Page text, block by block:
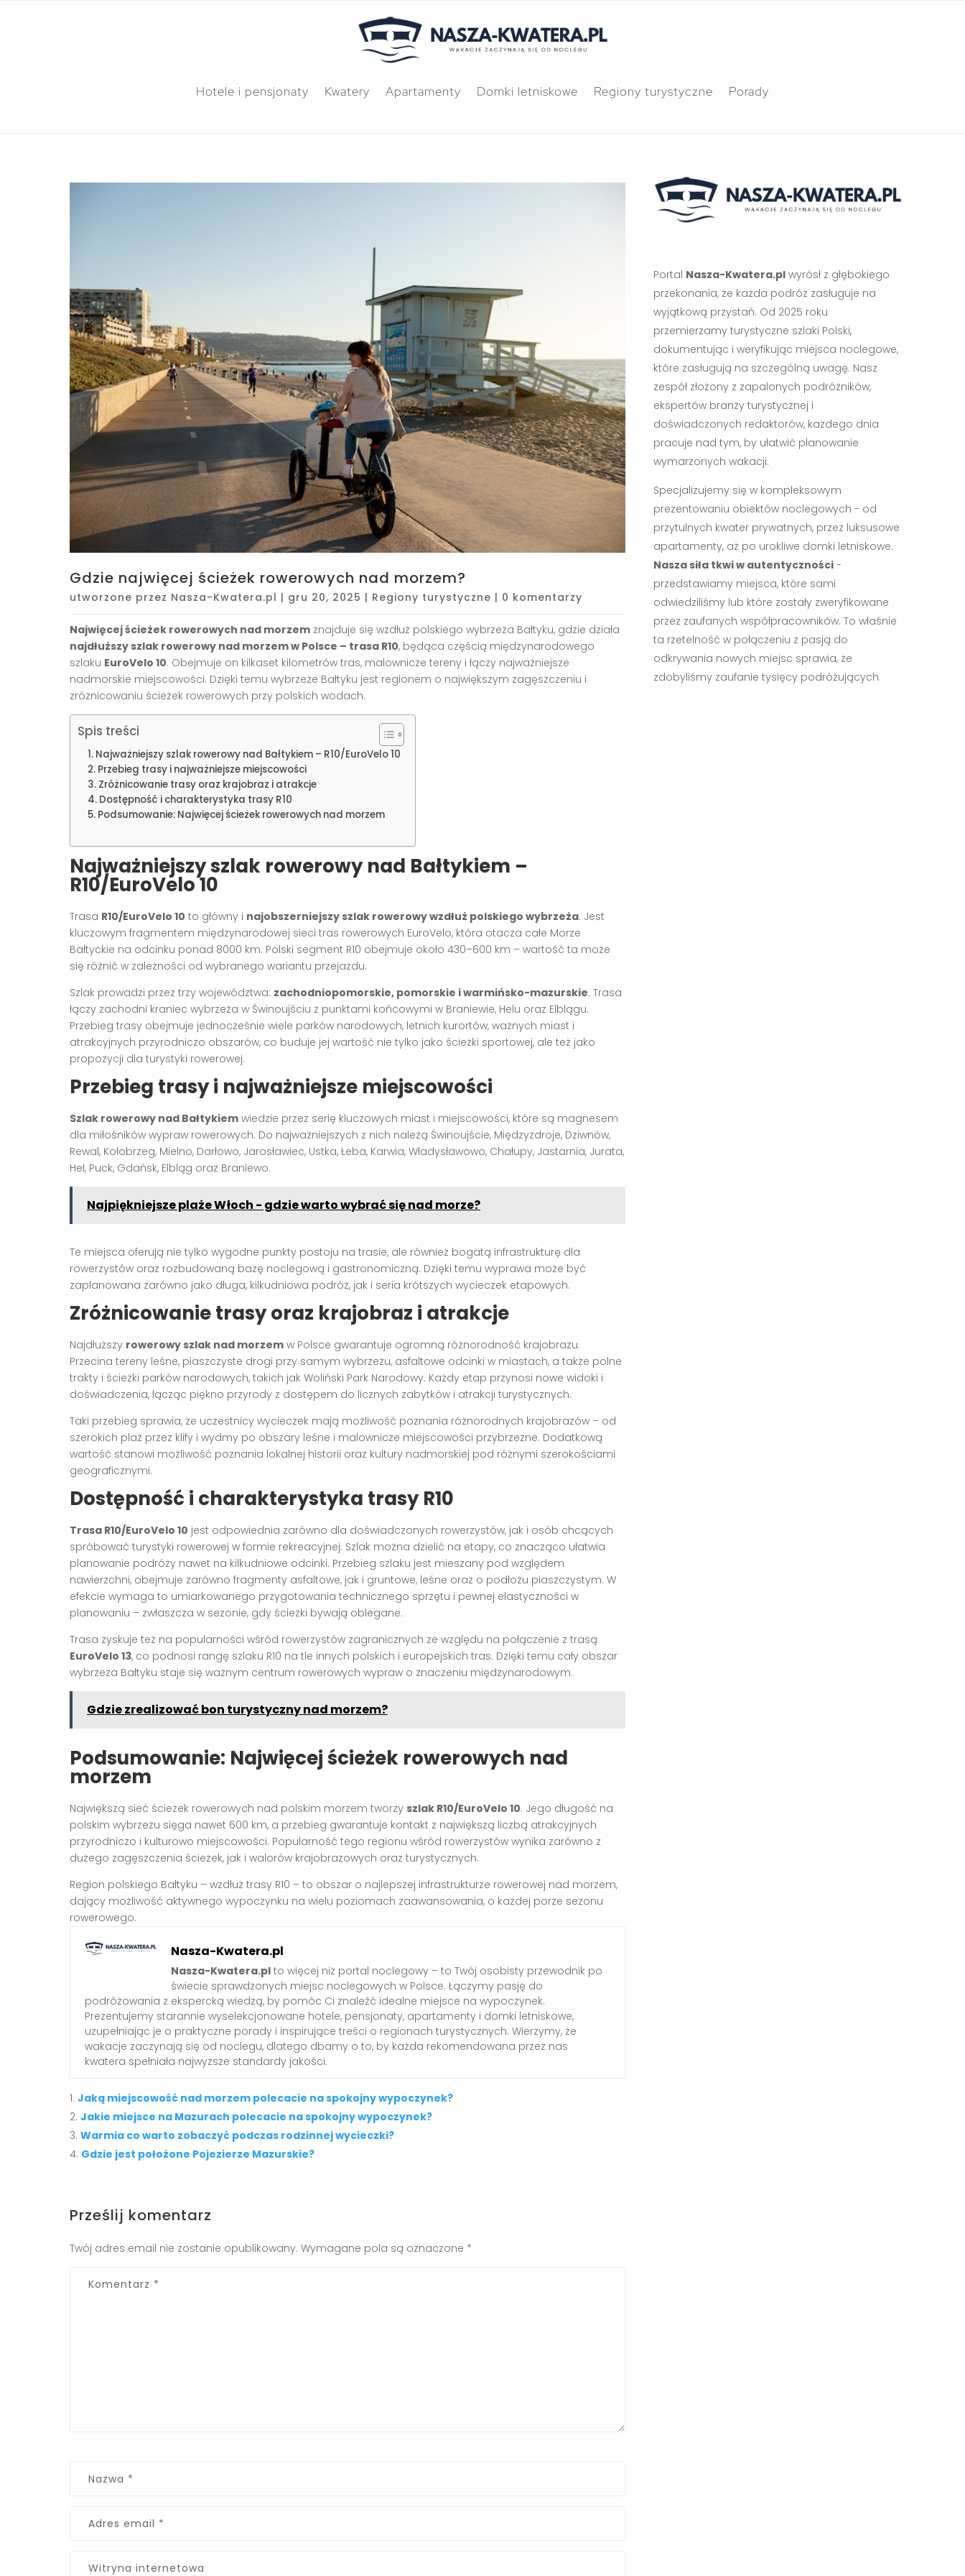
Hotele i pensjonaty Kwatery Apartamenty Domki letniskowe Regiony turystyczne Porady
Gdzie najwięcej ścieżek rowerowych nad morzem?
utworzone przez Nasza-Kwatera.pl | gru 20, 2025 | Regiony turystyczne | 0 komentarzy
Najwięcej ścieżek rowerowych nad morzem znajduje się wzdłuż polskiego wybrzeża Bałtyku, gdzie działa
najdłuższy szlak rowerowy nad morzem w Polsce – trasa R10, będąca częścią międzynarodowego
szlaku EuroVelo 10. Obejmuje on kilkaset kilometrów tras, malownicze tereny i łączy najważniejsze
nadmorskie miejscowości. Dzięki temu wybrzeże Bałtyku jest regionem o największym zagęszczeniu i
zróżnicowaniu ścieżek rowerowych przy polskich wodach.
Spis treści
Najważniejszy szlak rowerowy nad Bałtykiem – R10/EuroVelo 10
Przebieg trasy i najważniejsze miejscowości
Zróżnicowanie trasy oraz krajobraz i atrakcje
Dostępność i charakterystyka trasy R10
Podsumowanie: Najwięcej ścieżek rowerowych nad morzem
Najważniejszy szlak rowerowy nad Bałtykiem –
R10/EuroVelo 10
Trasa R10/EuroVelo 10 to główny i najobszerniejszy szlak rowerowy wzdłuż polskiego wybrzeża. Jest
kluczowym fragmentem międzynarodowej sieci tras rowerowych EuroVelo, która otacza całe Morze
Bałtyckie na odcinku ponad 8000 km. Polski segment R10 obejmuje około 430–600 km – wartość ta może
się różnić w zależności od wybranego wariantu przejazdu.
Szlak prowadzi przez trzy województwa: zachodniopomorskie, pomorskie i warmińsko-mazurskie. Trasa
łączy zachodni kraniec wybrzeża w Świnoujściu z punktami końcowymi w Braniewie, Helu oraz Elblągu.
Przebieg trasy obejmuje jednocześnie wiele parków narodowych, letnich kurortów, ważnych miast i
atrakcyjnych przyrodniczo obszarów, co buduje jej wartość nie tylko jako ścieżki sportowej, ale też jako
propozycji dla turystyki rowerowej.
Przebieg trasy i najważniejsze miejscowości
Szlak rowerowy nad Bałtykiem wiedzie przez serię kluczowych miast i miejscowości, które są magnesem
dla miłośników wypraw rowerowych. Do najważniejszych z nich należą Świnoujście, Międzyzdroje, Dziwnów,
Rewal, Kołobrzeg, Mielno, Darłowo, Jarosławiec, Ustka, Łeba, Karwia, Władysławowo, Chałupy, Jastarnia, Jurata,
Hel, Puck, Gdańsk, Elbląg oraz Braniewo.
Najpiękniejsze plaże Włoch - gdzie warto wybrać się nad morze?
Te miejsca oferują nie tylko wygodne punkty postoju na trasie, ale również bogatą infrastrukturę dla
rowerzystów oraz rozbudowaną bazę noclegową i gastronomiczną. Dzięki temu wyprawa może być
zaplanowana zarówno jako długa, kilkudniowa podróż, jak i seria krótszych wycieczek etapowych.
Zróżnicowanie trasy oraz krajobraz i atrakcje
Najdłuższy rowerowy szlak nad morzem w Polsce gwarantuje ogromną różnorodność krajobrazu.
Przecina tereny leśne, piaszczyste drogi przy samym wybrzeżu, asfaltowe odcinki w miastach, a także polne
trakty i ścieżki parków narodowych, takich jak Woliński Park Narodowy. Każdy etap przynosi nowe widoki i
doświadczenia, łącząc piękno przyrody z dostępem do licznych zabytków i atrakcji turystycznych.
Taki przebieg sprawia, że uczestnicy wycieczek mają możliwość poznania różnorodnych krajobrazów – od
szerokich plaż przez klify i wydmy po obszary leśne i malownicze miejscowości przybrzeżne. Dodatkową
wartość stanowi możliwość poznania lokalnej historii oraz kultury nadmorskiej pod różnymi szerokościami
geograficznymi.
Dostępność i charakterystyka trasy R10
Trasa R10/EuroVelo 10 jest odpowiednia zarówno dla doświadczonych rowerzystów, jak i osób chcących
spróbować turystyki rowerowej w formie rekreacyjnej. Szlak można dzielić na etapy, co znacząco ułatwia
planowanie podróży nawet na kilkudniowe odcinki. Przebieg szlaku jest mieszany pod względem
nawierzchni, obejmuje zarówno fragmenty asfaltowe, jak i gruntowe, leśne oraz o podłożu piaszczystym. W
efekcie wymaga to umiarkowanego przygotowania technicznego sprzętu i pewnej elastyczności w
planowaniu – zwłaszcza w sezonie, gdy ścieżki bywają oblegane.
Trasa zyskuje też na popularności wśród rowerzystów zagranicznych ze względu na połączenie z trasą
EuroVelo 13, co podnosi rangę szlaku R10 na tle innych polskich i europejskich tras. Dzięki temu cały obszar
wybrzeża Bałtyku staje się ważnym centrum rowerowych wypraw o znaczeniu międzynarodowym.
Gdzie zrealizować bon turystyczny nad morzem?
Podsumowanie: Najwięcej ścieżek rowerowych nad
morzem
Największą sieć ścieżek rowerowych nad polskim morzem tworzy szlak R10/EuroVelo 10. Jego długość na
polskim wybrzeżu sięga nawet 600 km, a przebieg gwarantuje kontakt z największą liczbą atrakcyjnych
przyrodniczo i kulturowo miejscowości. Popularność tego regionu wśród rowerzystów wynika zarówno z
dużego zagęszczenia ścieżek, jak i walorów krajobrazowych oraz turystycznych.
Region polskiego Bałtyku – wzdłuż trasy R10 – to obszar o najlepszej infrastrukturze rowerowej nad morzem,
dający możliwość aktywnego wypoczynku na wielu poziomach zaawansowania, o każdej porze sezonu
rowerowego.
Nasza-Kwatera.pl
Nasza-Kwatera.pl to więcej niż portal noclegowy – to Twój osobisty przewodnik po
świecie sprawdzonych miejsc noclegowych w Polsce. Łączymy pasję do
podróżowania z ekspercką wiedzą, by pomóc Ci znaleźć idealne miejsce na wypoczynek.
Prezentujemy starannie wyselekcjonowane hotele, pensjonaty, apartamenty i domki letniskowe,
uzupełniając je o praktyczne porady i inspirujące treści o regionach turystycznych. Wierzymy, że
wakacje zaczynają się od noclegu, dlatego dbamy o to, by każda rekomendowana przez nas
kwatera spełniała najwyższe standardy jakości.
Jaką miejscowość nad morzem polecacie na spokojny wypoczynek?
Jakie miejsce na Mazurach polecacie na spokojny wypoczynek?
Warmia co warto zobaczyć podczas rodzinnej wycieczki?
Gdzie jest położone Pojezierze Mazurskie?
Prześlij komentarz
Twój adres email nie zostanie opublikowany. Wymagane pola są oznaczone *
Portal Nasza-Kwatera.plwyrósł z głębokiego
przekonania, że każda podróż zasługuje na
wyjątkową przystań. Od 2025 roku
przemierzamy turystyczne szlaki Polski,
dokumentując i weryfikując miejsca noclegowe,
które zasługują na szczególną uwagę. Nasz
zespół złożony z zapalonych podróżników,
ekspertów branży turystycznej i
doświadczonych redaktorów, każdego dnia
pracuje nad tym, by ułatwić planowanie
wymarzonych wakacji.
Specjalizujemy się w kompleksowym
prezentowaniu obiektów noclegowych - od
przytulnych kwater prywatnych, przez luksusowe
apartamenty, aż po urokliwe domki letniskowe.
Nasza siła tkwi w autentyczności-
przedstawiamy miejsca, które sami
odwiedziliśmy lub które zostały zweryfikowane
przez zaufanych współpracowników. To właśnie
ta rzetelność w połączeniu z pasją do
odkrywania nowych miejsc sprawia, że
zdobyliśmy zaufanie tysięcy podróżujących.